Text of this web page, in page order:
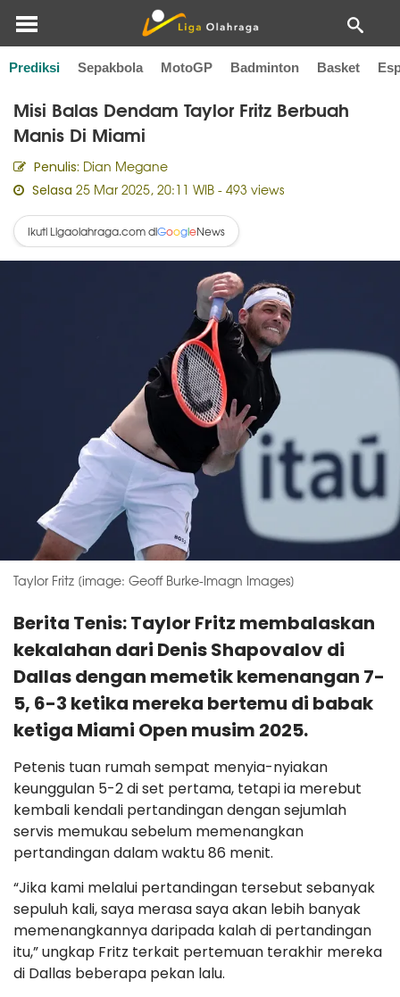
Prediksi Sepakbola MotoGP Badminton Basket
Home Tenis
Misi Balas Dendam Taylor Fritz Berbuah
Manis Di Miami
Penulis: Dian Megane
Selasa 25 Mar 2025, 20:11 WIB - 493 views
Ikuti Ligaolahraga.com diGoogleNews
Taylor Fritz [image: Geoff Burke-Imagn Images]
Berita Tenis: Taylor Fritz membalaskan
kekalahan dari Denis Shapovalov di
Dallas dengan memetik kemenangan 7-
5, 6-3 ketika mereka bertemu di babak
ketiga Miami Open musim 2025.
Petenis tuan rumah sempat menyia-nyiakan
keunggulan 5-2 di set pertama, tetapi ia merebut
kembali kendali pertandingan dengan sejumlah
servis memukau sebelum memenangkan
pertandingan dalam waktu 86 menit.
“Jika kami melalui pertandingan tersebut sebanyak
sepuluh kali, saya merasa saya akan lebih banyak
memenangkannya daripada kalah di pertandingan
itu,” ungkap Fritz terkait pertemuan terakhir mereka
di Dallas beberapa pekan lalu.